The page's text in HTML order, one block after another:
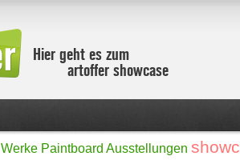
Hier geht es zum
artoffer showcase
Werke Paintboard Ausstellungen